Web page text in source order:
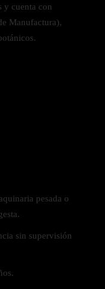
y cuenta con
Manufactura),
pesada o
sin supervisión